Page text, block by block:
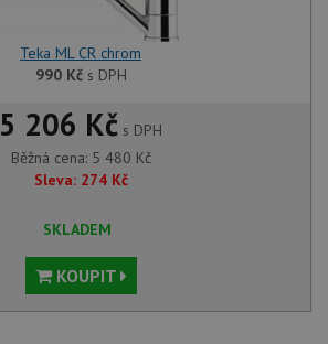
Teka ML CR chrom
990 Kčs DPH
5 206 Kč s DPH
Běžná cena: 5 480 Kč
Sleva: 274 Kč
SKLADEM
KOUPIT